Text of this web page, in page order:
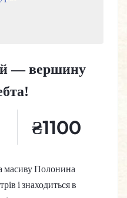
— вершину
₴1100
масиву Полонина
і знаходиться в